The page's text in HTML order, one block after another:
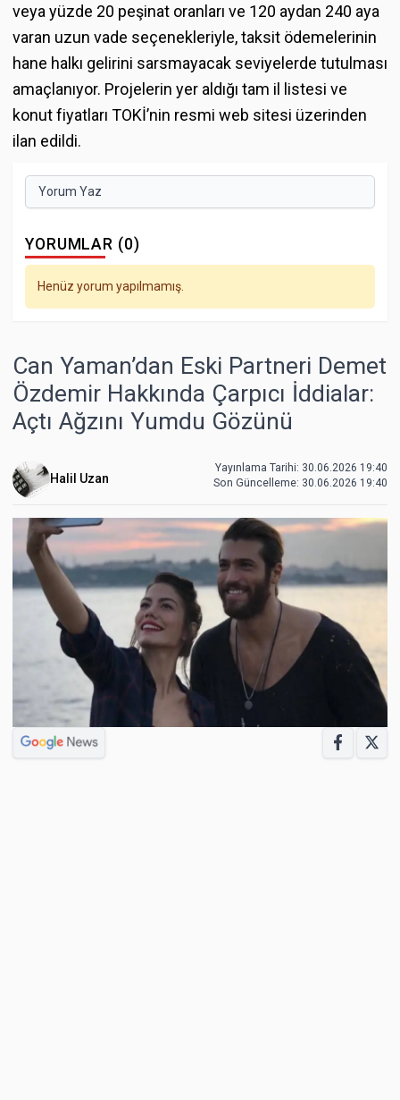
veya yüzde 20 peşinat oranları ve 120 aydan 240 aya
varan uzun vade seçenekleriyle, taksit ödemelerinin
hane halkı gelirini sarsmayacak seviyelerde tutulması
amaçlanıyor. Projelerin yer aldığı tam il listesi ve
konut fiyatları TOKİ’nin resmi web sitesi üzerinden
ilan edildi.
Yorum Yaz
YORUMLAR (0)
Henüz yorum yapılmamış.
Can Yaman’dan Eski Partneri Demet
Özdemir Hakkında Çarpıcı İddialar:
Açtı Ağzını Yumdu Gözünü
Halil Uzan
Yayınlama Tarihi: 30.06.2026 19:40
Son Güncelleme: 30.06.2026 19:40